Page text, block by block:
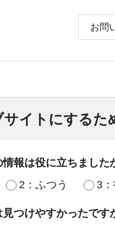
お問
サイトにする
報は役に立ちました
2：ふつう 3
つけやすかったです